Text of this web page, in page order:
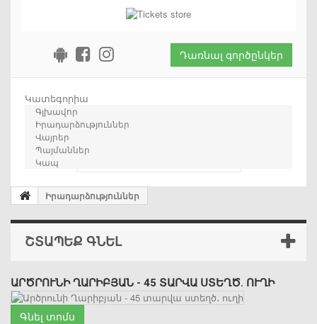
Դառնալ գործընկեր
Կատեգորիա
Գլխավոր
Իրադարձություններ
Վայրեր
Պայմաններ
Կապ
որոնում
Իրադարձություններ
ՇՏԱՊԵՔ ԳՆԵԼ
ԱՐԾՐՈՒՆԻ ՂԱՐԻԲՅԱՆ - 45 ՏԱՐՎԱ ՍՏԵՂԾ․ ՈՒՂԻ
Գնել տոմս